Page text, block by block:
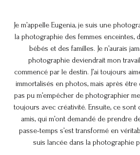
Je m’appelle Eugenia, je suis une
la photographie des femmes enceintes,
bébés et des familles. Je n’aurais
photographie deviendrait mon
commencé par le destin. J’ai toujours
immortalisés en photos, mais après être
pas pu m’empêcher de photographier
toujours avec créativité. Ensuite, ce sont
amis, qui m’ont demandé de prendre
passe-temps s’est transformé en
suis lancée dans la photographie